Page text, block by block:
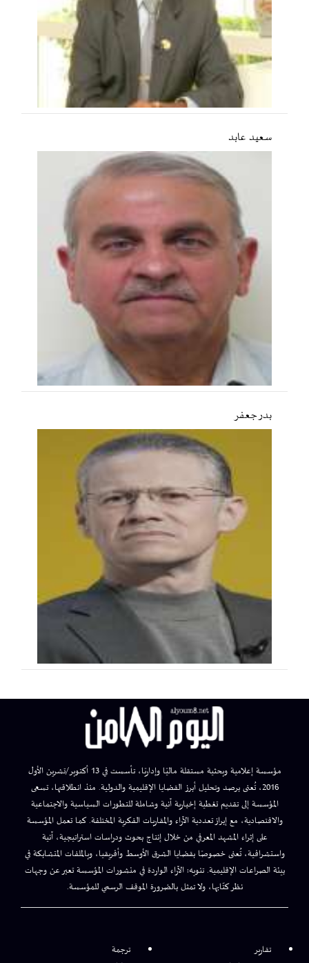
سعید عابد
بدر جعفر
مؤسسة إعلامية وبحثية مستقلة ماليًا وإداريًا، تأسست في 13 أكتوبر/تشرين الأول
2016، تُعنى برصد وتحليل أبرز القضايا الإقليمية والدولية. منذ انطلاقتها، تسعى
المؤسسة إلى تقديم تغطية إخبارية آنية وشاملة للتطورات السياسية والاجتماعية
والاقتصادية، مع إبراز تعددية الآراء والمقاربات الفكرية المختلفة. كما تعمل المؤسسة
على إثراء المشهد المعرفي من خلال إنتاج بحوث ودراسات استراتيجية، آنية
واستشرافية، تُعنى خصوصًا بقضايا الشرق الأوسط وأفريقيا، وبالملفات المتشابكة في
بيئة الصراعات الإقليمية. تنويه: الآراء الواردة في منشورات المؤسسة تعبر عن وجهات
نظر كتّابها، ولا تمثل بالضرورة الموقف الرسمي للمؤسسة.
تقارير
ترجمة